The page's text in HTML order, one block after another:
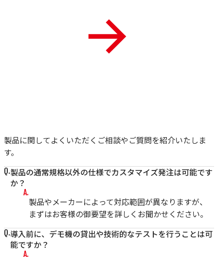
製品に関してよくいただくご相談やご質問を紹介いたしま
す。
製品の通常規格以外の仕様でカスタマイズ発注は可能です
か？
製品やメーカーによって対応範囲が異なりますが、
まずはお客様の御要望を詳しくお聞かせください。
導入前に、デモ機の貸出や技術的なテストを行うことは可
能ですか？